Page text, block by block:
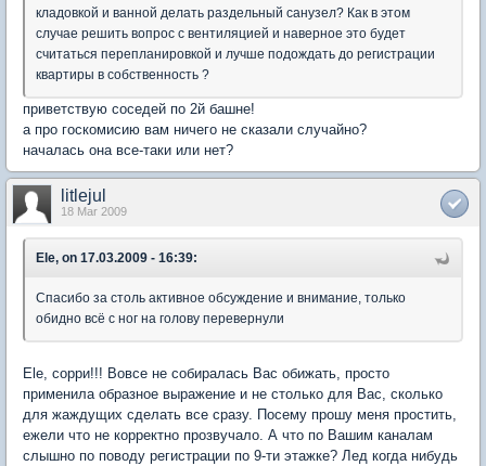
кладовкой и ванной делать раздельный санузел? Как в этом
случае решить вопрос с вентиляцией и наверное это будет
считаться перепланировкой и лучше подождать до регистрации
квартиры в собственность ?
приветствую соседей по 2й башне!
а про госкомисию вам ничего не сказали случайно?
началась она все-таки или нет?
litlejul
18 Mar 2009
Ele, on 17.03.2009 - 16:39:
Спасибо за столь активное обсуждение и внимание, только
обидно всё с ног на голову перевернули
Ele, сорри!!! Вовсе не собиралась Вас обижать, просто
применила образное выражение и не столько для Вас, сколько
для жаждущих сделать все сразу. Посему прошу меня простить,
ежели что не корректно прозвучало. А что по Вашим каналам
слышно по поводу регистрации по 9-ти этажке? Лед когда нибудь